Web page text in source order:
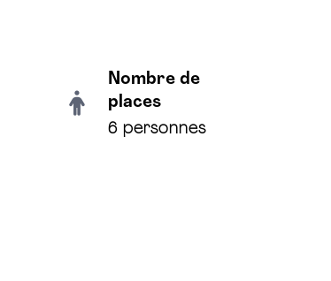
Nombre de
places
6 personnes